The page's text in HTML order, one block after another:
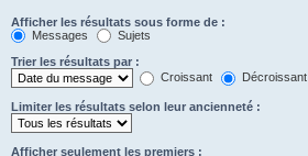
Afficher les résultats sous forme de :
Messages
Sujets
Trier les résultats par :
Croissant
Décroissant
Limiter les résultats selon leur ancienneté :
Afficher seulement les premiers :